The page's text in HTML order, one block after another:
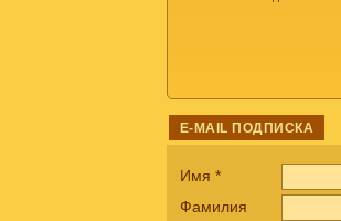
E-MAIL ПОДПИСКА
Имя *
Фамилия